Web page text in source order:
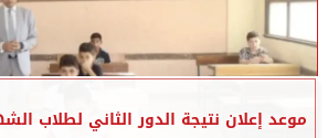
موعد إعلان نتيجة الدور الثاني لطلاب